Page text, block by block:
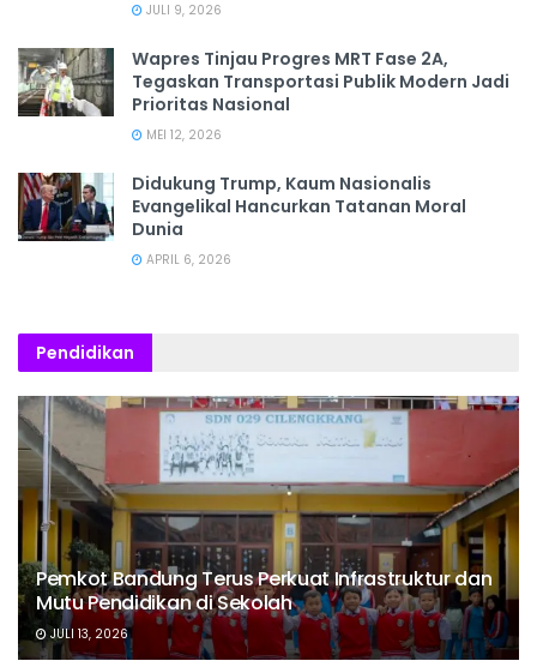
JULI 9, 2026
Wapres Tinjau Progres MRT Fase 2A,
Tegaskan Transportasi Publik Modern Jadi
Prioritas Nasional
MEI 12, 2026
Didukung Trump, Kaum Nasionalis
Evangelikal Hancurkan Tatanan Moral
Dunia
APRIL 6, 2026
Pendidikan
Pemkot Bandung Terus Perkuat Infrastruktur dan
Mutu Pendidikan di Sekolah
JULI 13, 2026